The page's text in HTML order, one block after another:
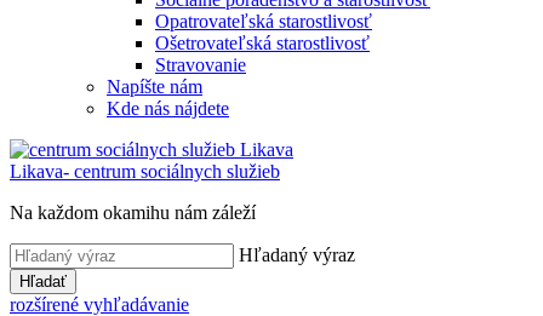
Opatrovateľská starostlivosť
Ošetrovateľská starostlivosť
Stravovanie
Napíšte nám
Kde nás nájdete
Likava- centrum sociálnych služieb
Na každom okamihu nám záleží
Hľadaný výraz
Hľadať
rozšírené vyhľadávanie